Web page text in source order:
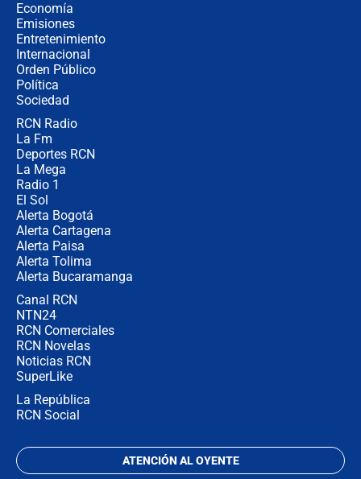
Economía
Emisiones
Entretenimiento
Internacional
Orden Público
Política
Sociedad
RCN Radio
La Fm
Deportes RCN
La Mega
Radio 1
El Sol
Alerta Bogotá
Alerta Cartagena
Alerta Paisa
Alerta Tolima
Alerta Bucaramanga
Canal RCN
NTN24
RCN Comerciales
RCN Novelas
Noticias RCN
SuperLike
La República
RCN Social
ATENCIÓN AL OYENTE